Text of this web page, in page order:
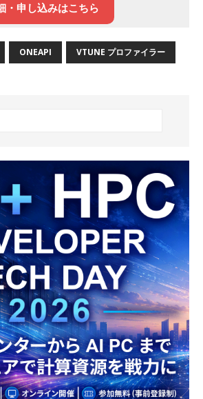
・申し込みはこちら
ONEAPI VTUNE プロファイラー